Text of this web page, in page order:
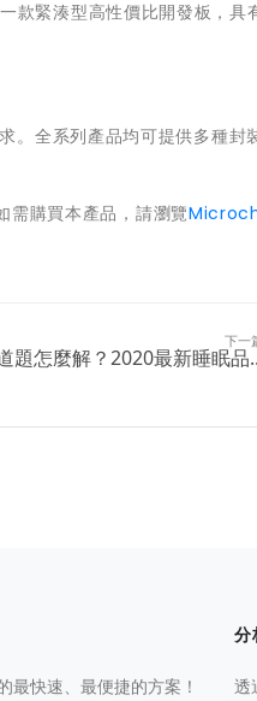
緊湊型高性價比開發板，具
。全系列產品均可提供多種封
購買本產品，請瀏覽
下一
題怎麼解？2020最新睡眠品
最快速、最便捷的方案！
分
透